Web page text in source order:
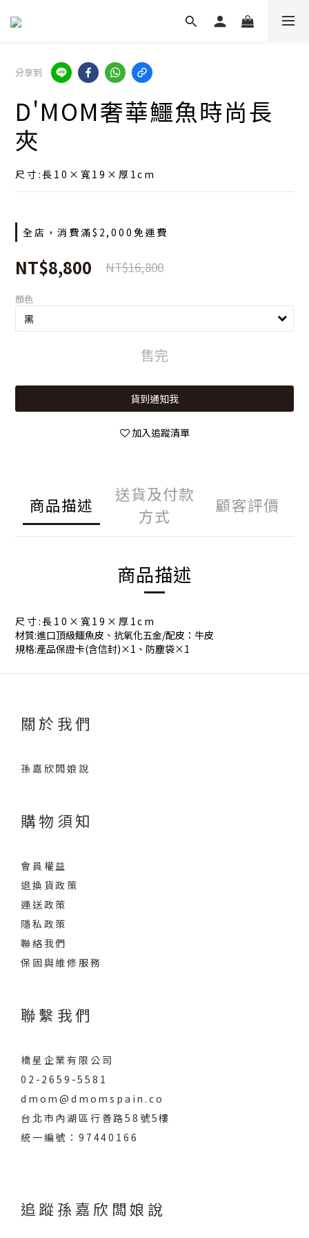
分享到
D'MOM奢華鱷魚時尚長
夾
尺寸:長10×寬19×厚1cm
全店，消費滿$2,000免運費
NT$8,800 NT$16,800
顏色
售完
貨到通知我
加入追蹤清單
商品描述
送貨及付款
方式
顧客評價
商品描述
尺寸:長10×寬19×厚1cm
材質:進口頂級鱷魚皮、抗氧化五金/配皮：牛皮
規格:產品保證卡(含信封)×1、防塵袋×1
關於我們
孫嘉欣闆娘說
購物須知
會員權益
退換貨政策
運送政策
隱私政策
聯絡我們
保固與維修服務
聯繫我們
橋星企業有限公司
02-2659-5581
dmom@dmomspain.co
台北市內湖區行善路58號5樓
統一編號：97440166
追蹤孫嘉欣闆娘說